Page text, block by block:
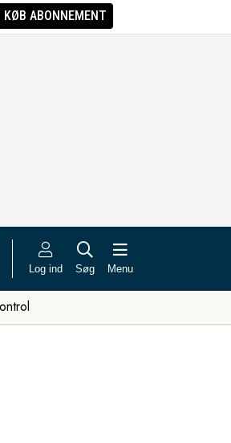
KØB ABONNEMENT
Log ind Søg Menu